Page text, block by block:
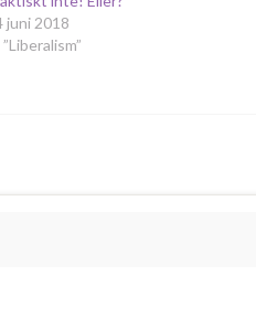
juni 2018
”Liberalism”